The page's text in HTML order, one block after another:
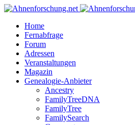
Home
Fernabfrage
Forum
Adressen
Veranstaltungen
Magazin
Genealogie-Anbieter
Ancestry
FamilyTreeDNA
FamilyTree
FamilySearch